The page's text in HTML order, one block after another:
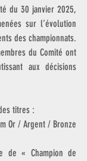
du 30 janvier 2025,
sur l’évolution
des championnats.
du Comité ont
aux décisions
titres :
Or / Argent / Bronze
de « Champion de